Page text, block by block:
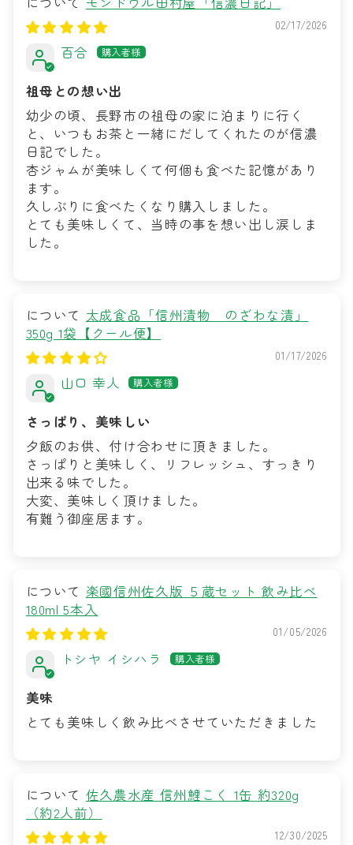
02/17/2026
百合
祖母との想い出
幼少の頃、長野市の祖母の家に泊まりに行く
と、いつもお茶と一緒にだしてくれたのが信濃
日記でした。
杏ジャムが美味しくて何個も食べた記憶があり
ます。
久しぶりに食べたくなり購入しました。
とても美味しくて、当時の事を想い出し涙しま
した。
太成食品「信州漬物 のざわな漬」
350g 1袋【クール便】
01/17/2026
山口 幸人
さっぱり、美味しい
夕飯のお供、付け合わせに頂きました。
さっぱりと美味しく、リフレッシュ、すっきり
出来る味でした。
大変、美味しく頂けました。
有難う御座居ます。
楽國信州佐久版 ５蔵セット 飲み比べ
180ml 5本入
01/05/2026
トシヤ イシハラ
美味
とても美味しく飲み比べさせていただきました
佐久農水産 信州鯉こく 1缶 約320g
（約2人前）
12/30/2025